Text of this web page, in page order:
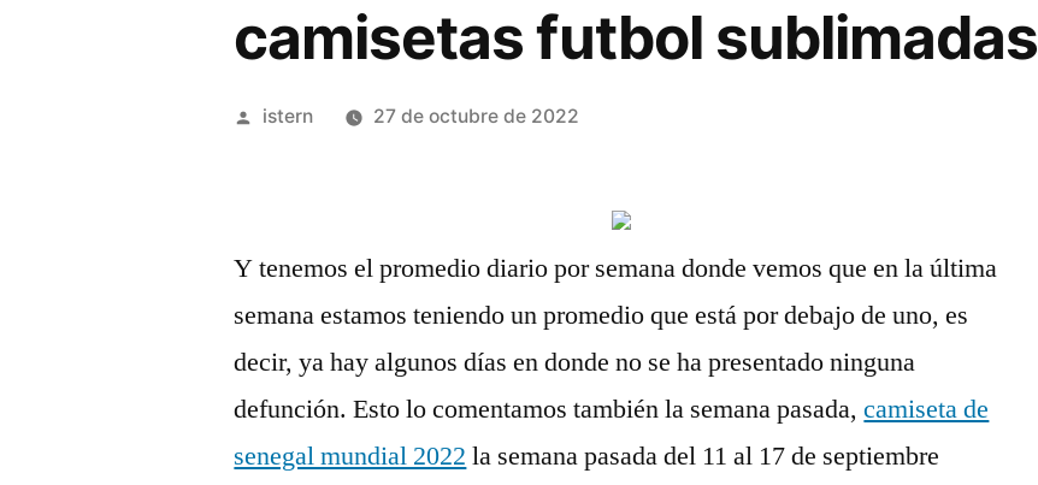
camisetas futbol sublimadas
Publicado
istern 27 de octubre de 2022
Y tenemos el promedio diario por semana donde vemos que en la última
semana estamos teniendo un promedio que está por debajo de uno, es
decir, ya hay algunos días en donde no se ha presentado ninguna
defunción. Esto lo comentamos también la semana pasada,camiseta de
senegal mundial 2022 la semana pasada del 11 al 17 de septiembre